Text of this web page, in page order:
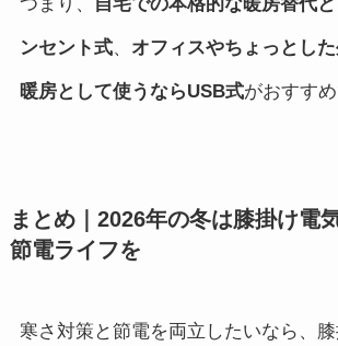
ンセント式、 オフィスやちょっとし
暖房として使うならUSB式がおすすめ
まとめ｜2026年の冬は膝掛け電
節電ライフを
寒さ対策と節電を両立したいなら、